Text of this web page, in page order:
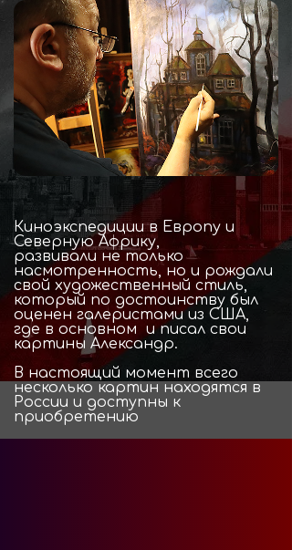
Киноэкспедиции в Европу и
Северную Африку,
развивали не только
насмотренность, но и рождали
свой художественный стиль,
который по достоинству был
оценен галеристами из США,
где в основном и писал свои
картины Александр.
В настоящий момент всего
несколько картин находятся в
России и доступны к
приобретению